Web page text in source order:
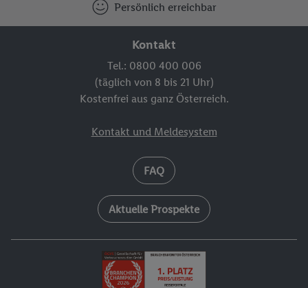
Persönlich erreichbar
Kontakt
Tel.: 0800 400 006
(täglich von 8 bis 21 Uhr)
Kostenfrei aus ganz Österreich.
Kontakt und Meldesystem
FAQ
Aktuelle Prospekte